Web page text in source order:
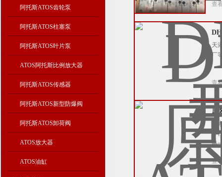
阿托斯ATOS齿轮泵
阿托斯ATOS柱塞泵
阿托斯ATOS叶片泵
ATOS阿托斯比例放大器
阿托斯ATOS传感器
阿托斯ATOS新型防爆阀
阿托斯ATOS卸荷阀
ATOS放大器
ATOS油缸
查
天
厂
查
原
大
务
每
查